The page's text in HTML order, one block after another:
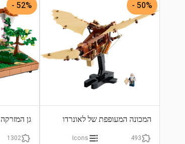
50% -
המכונה המעופפת של לאונרדו
493
Icons
52% -
גן המזרקה
1302